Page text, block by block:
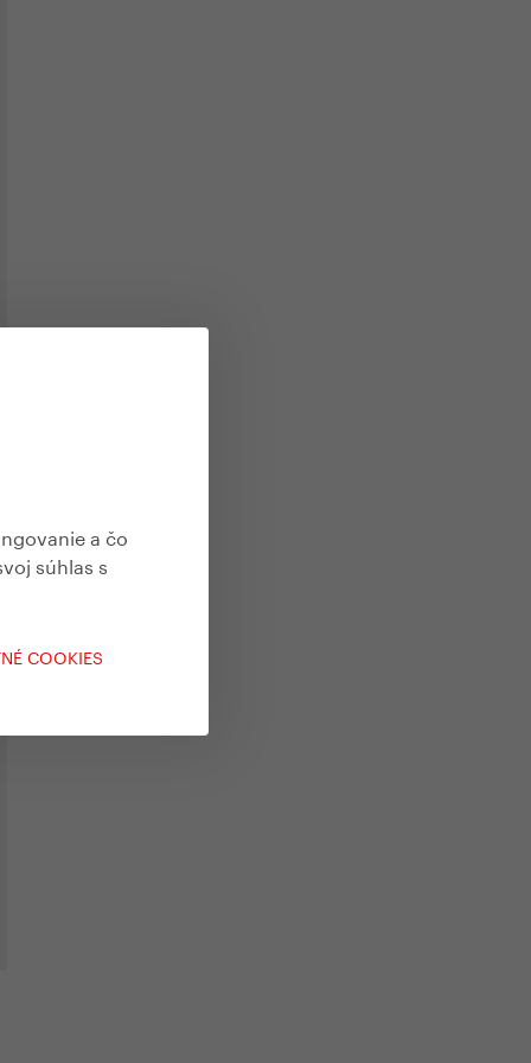
a čo
súhlas s
COOKIES